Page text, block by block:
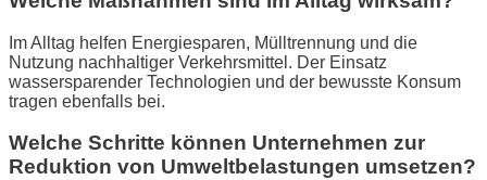
Im Alltag helfen Energiesparen, Mülltrennung und die
Nutzung nachhaltiger Verkehrsmittel. Der Einsatz
wassersparender Technologien und der bewusste Konsum
tragen ebenfalls bei.
Welche Schritte können Unternehmen zur
Reduktion von Umweltbelastungen umsetzen?